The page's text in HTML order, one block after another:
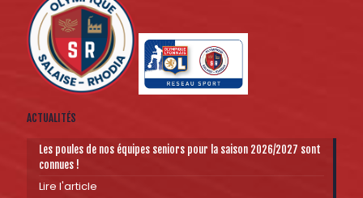
ACTUALITÉS
Les poules de nos équipes seniors pour la saison 2026/2027 sont
connues !
Lire l'article